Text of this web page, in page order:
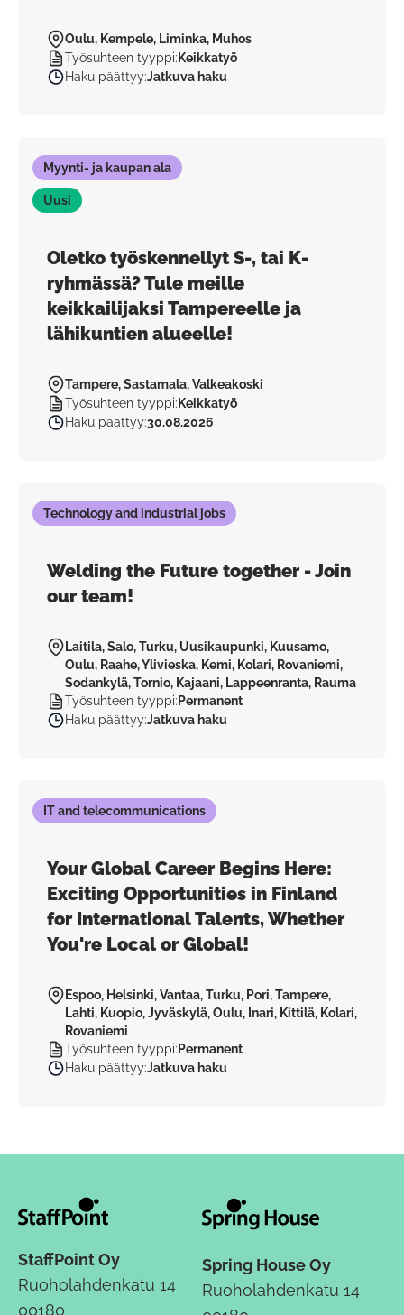
Oulu, Kempele, Liminka, Muhos
Työsuhteen tyyppi: Keikkatyö
Haku päättyy:Jatkuva haku
Myynti- ja kaupan ala
Uusi
Oletko työskennellyt S-, tai K-
ryhmässä? Tule meille
keikkailijaksi Tampereelle ja
lähikuntien alueelle!
Tampere, Sastamala, Valkeakoski
Työsuhteen tyyppi: Keikkatyö
Haku päättyy:30.08.2026
Technology and industrial jobs
Welding the Future together - Join
our team!
Laitila, Salo, Turku, Uusikaupunki, Kuusamo,
Oulu, Raahe, Ylivieska, Kemi, Kolari, Rovaniemi,
Sodankylä, Tornio, Kajaani, Lappeenranta, Rauma
Työsuhteen tyyppi: Permanent
Haku päättyy:Jatkuva haku
IT and telecommunications
Your Global Career Begins Here:
Exciting Opportunities in Finland
for International Talents, Whether
You're Local or Global!
Espoo, Helsinki, Vantaa, Turku, Pori, Tampere,
Lahti, Kuopio, Jyväskylä, Oulu, Inari, Kittilä, Kolari,
Rovaniemi
Työsuhteen tyyppi: Permanent
Haku päättyy:Jatkuva haku
StaffPoint Oy
Ruoholahdenkatu 14
00180
Spring House Oy
Ruoholahdenkatu 14